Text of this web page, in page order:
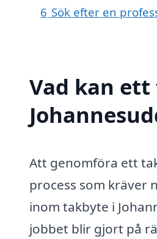
6 Sök efter en
Vad kan
Att genomföra ett
process som kräver
inom takbyte i
jobbet blir gjort på